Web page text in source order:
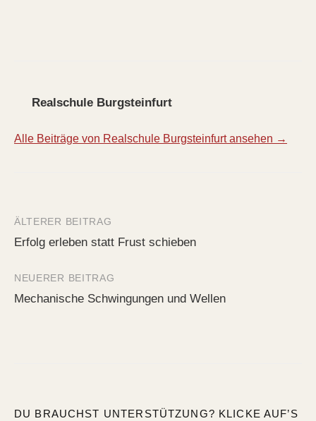
Realschule Burgsteinfurt
Alle Beiträge von Realschule Burgsteinfurt ansehen →
Beitrags-
Navigation
ÄLTERER BEITRAG
Erfolg erleben statt Frust schieben
NEUERER BEITRAG
Mechanische Schwingungen und Wellen
DU BRAUCHST UNTERSTÜTZUNG? KLICKE AUF’S